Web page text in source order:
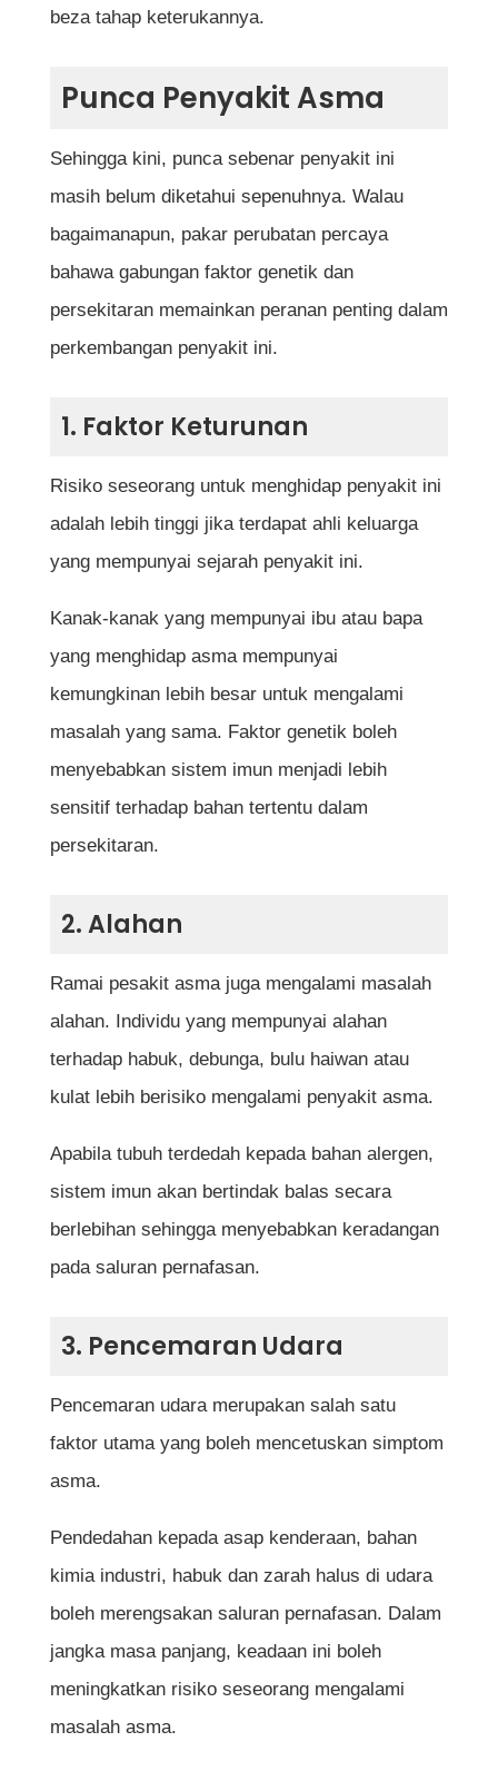
beza tahap keterukannya.
Punca Penyakit Asma
Sehingga kini, punca sebenar penyakit ini
masih belum diketahui sepenuhnya. Walau
bagaimanapun, pakar perubatan percaya
bahawa gabungan faktor genetik dan
persekitaran memainkan peranan penting dalam
perkembangan penyakit ini.
1. Faktor Keturunan
Risiko seseorang untuk menghidap penyakit ini
adalah lebih tinggi jika terdapat ahli keluarga
yang mempunyai sejarah penyakit ini.
Kanak-kanak yang mempunyai ibu atau bapa
yang menghidap asma mempunyai
kemungkinan lebih besar untuk mengalami
masalah yang sama. Faktor genetik boleh
menyebabkan sistem imun menjadi lebih
sensitif terhadap bahan tertentu dalam
persekitaran.
2. Alahan
Ramai pesakit asma juga mengalami masalah
alahan. Individu yang mempunyai alahan
terhadap habuk, debunga, bulu haiwan atau
kulat lebih berisiko mengalami penyakit asma.
Apabila tubuh terdedah kepada bahan alergen,
sistem imun akan bertindak balas secara
berlebihan sehingga menyebabkan keradangan
pada saluran pernafasan.
3. Pencemaran Udara
Pencemaran udara merupakan salah satu
faktor utama yang boleh mencetuskan simptom
asma.
Pendedahan kepada asap kenderaan, bahan
kimia industri, habuk dan zarah halus di udara
boleh merengsakan saluran pernafasan. Dalam
jangka masa panjang, keadaan ini boleh
meningkatkan risiko seseorang mengalami
masalah asma.